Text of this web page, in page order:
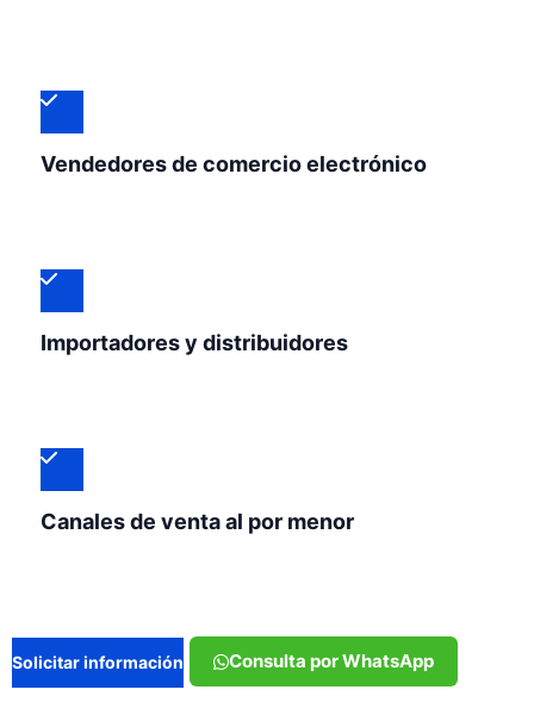
Vendedores de comercio electrónico
Importadores y distribuidores
Canales de venta al por menor
Solicitar información Consulta por WhatsApp